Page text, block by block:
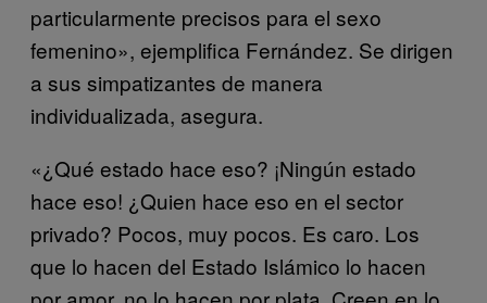
particularmente precisos para el sexo
femenino», ejemplifica Fernández. Se dirigen
a sus simpatizantes de manera
individualizada, asegura.
«¿Qué estado hace eso? ¡Ningún estado
hace eso! ¿Quien hace eso en el sector
privado? Pocos, muy pocos. Es caro. Los
que lo hacen del Estado Islámico lo hacen